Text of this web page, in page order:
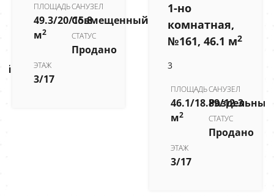
ПЛОЩАДЬ
49.3/20/15.8
м2
САНУЗЕЛ
Совмещенный
СТАТУС
Продано
ЭТАЖ
3/17
1-но
комнатная,
№161, 46.1 м2
3
ПЛОЩАДЬ
46.1/18.89/12.3
м2
САНУЗЕЛ
Раздельный
СТАТУС
Продано
ЭТАЖ
3/17